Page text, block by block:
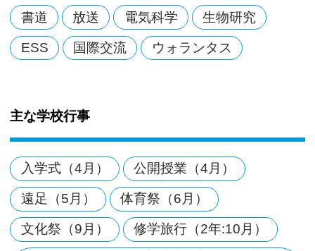
書道 放送 電気科学 生物研究
ESS 国際交流 ウォランタス
主な学校行事
入学式（4月） 公開授業（4月）
遠足（5月） 体育祭（6月）
文化祭（9月） 修学旅行（2年:10月）